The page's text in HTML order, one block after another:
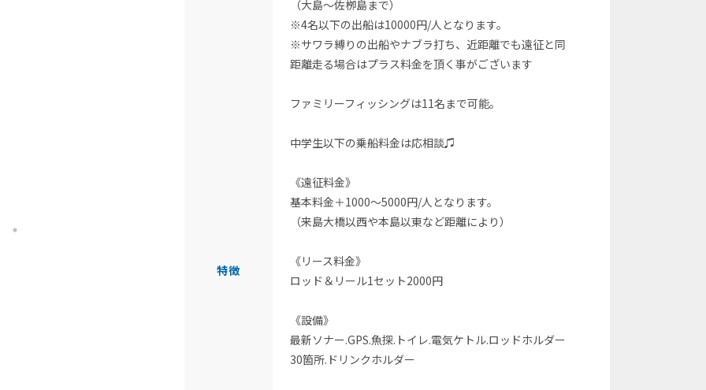
特徴
（大島〜佐栁島まで）
※4名以下の出船は10000円/人となります。
※サワラ縛りの出船やナブラ打ち、近距離でも遠征と同
距離走る場合はプラス料金を頂く事がございます
ファミリーフィッシングは11名まで可能。
中学生以下の乗船料金は応相談♫
《遠征料金》
基本料金＋1000〜5000円/人となります。
（来島大橋以西や本島以東など距離により）
《リース料金》
ロッド＆リール1セット2000円
《設備》
最新ソナー.GPS.魚探.トイレ.電気ケトル.ロッドホルダー
30箇所.ドリンクホルダー